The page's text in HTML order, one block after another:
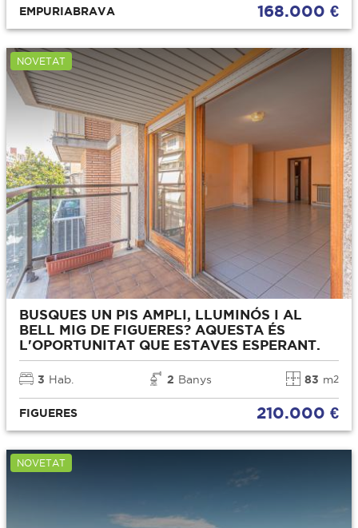
EMPURIABRAVA 168.000 €
NOVETAT
BUSQUES UN PIS AMPLI, LLUMINÓS I AL
BELL MIG DE FIGUERES? AQUESTA ÉS
L'OPORTUNITAT QUE ESTAVES ESPERANT.
3 Hab. 2 Banys 83 m2
FIGUERES 210.000 €
NOVETAT